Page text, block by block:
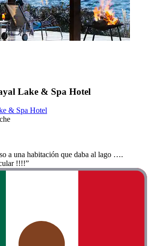
Lake & Spa Hotel
& Spa Hotel
a una habitación que daba al lago ….
!!!!”